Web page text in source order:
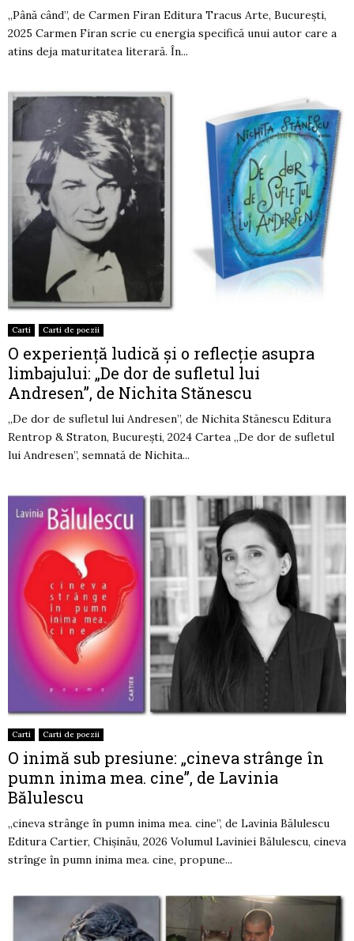
„Până când”, de Carmen Firan Editura Tracus Arte, București,
2025 Carmen Firan scrie cu energia specifică unui autor care a
atins deja maturitatea literară. În...
Carti Carti de poezii
O experiență ludică și o reflecție asupra
limbajului: „De dor de sufletul lui
Andresen”, de Nichita Stănescu
„De dor de sufletul lui Andresen”, de Nichita Stănescu Editura
Rentrop & Straton, București, 2024 Cartea „De dor de sufletul
lui Andresen”, semnată de Nichita...
Carti Carti de poezii
O inimă sub presiune: „cineva strânge în
pumn inima mea. cine”, de Lavinia
Bălulescu
„cineva strânge în pumn inima mea. cine”, de Lavinia Bălulescu
Editura Cartier, Chișinău, 2026 Volumul Laviniei Bălulescu, cineva
strînge în pumn inima mea. cine, propune...